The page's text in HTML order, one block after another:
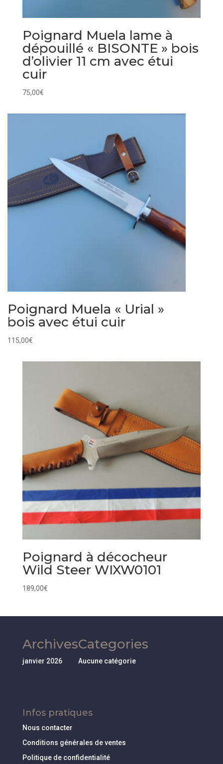
Poignard Muela lame à
dépouillé « BISONTE » bois
d’olivier 11 cm avec étui
cuir
75,00€
Poignard Muela « Urial »
bois avec étui cuir
115,00€
Poignard à décocheur
Wild Steer WIXW0101
189,00€
Archives
janvier 2026
Categories
Aucune catégorie
Infos pratiques
Nous contacter
Conditions générales de ventes
Politique de confidentialité